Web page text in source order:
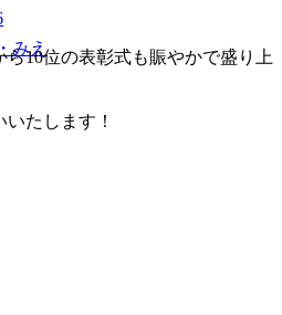
みえ
10位の表彰式も賑やかで盛り上
たします！